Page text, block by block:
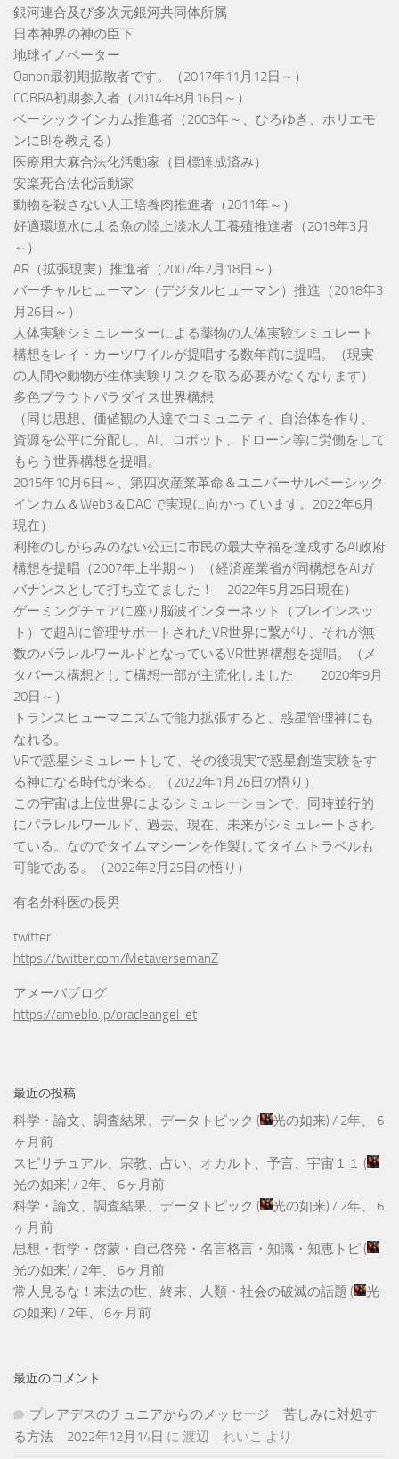
銀河連合及び多次元銀河共同体所属
日本神界の神の臣下
地球イノベーター
Qanon最初期拡散者です。（2017年11月12日～）
COBRA初期参入者（2014年8月16日～）
ベーシックインカム推進者（2003年～、ひろゆき、ホリエモ
ンにBIを教える）
医療用大麻合法化活動家（目標達成済み）
安楽死合法化活動家
動物を殺さない人工培養肉推進者（2011年～）
好適環境水による魚の陸上淡水人工養殖推進者（2018年3月
～）
AR（拡張現実）推進者（2007年2月18日～）
バーチャルヒューマン（デジタルヒューマン）推進（2018年3
月26日～）
人体実験シミュレーターによる薬物の人体実験シミュレート
構想をレイ・カーツワイルが提唱する数年前に提唱。（現実
の人間や動物が生体実験リスクを取る必要がなくなります）
多色プラウトパラダイス世界構想
（同じ思想、価値観の人達でコミュニティ、自治体を作り、
資源を公平に分配し、AI、ロボット、ドローン等に労働をして
もらう世界構想を提唱。
2015年10月6日～、第四次産業革命＆ユニバーサルベーシック
インカム＆Web3＆DAOで実現に向かっています。2022年6月
現在）
利権のしがらみのない公正に市民の最大幸福を達成するAI政府
構想を提唱（2007年上半期～）（経済産業省が同構想をAIガ
バナンスとして打ち立てました！ 2022年5月25日現在）
ゲーミングチェアに座り脳波インターネット（ブレインネッ
ト）で超AIに管理サポートされたVR世界に繋がり、それが無
数のパラレルワールドとなっているVR世界構想を提唱。（メ
タバース構想として構想一部が主流化しました 2020年9月
20日～）
トランスヒューマニズムで能力拡張すると、惑星管理神にも
なれる。
VRで惑星シミュレートして、その後現実で惑星創造実験をす
る神になる時代が来る。（2022年1月26日の悟り）
この宇宙は上位世界によるシミュレーションで、同時並行的
にパラレルワールド、過去、現在、未来がシミュレートされ
ている。なのでタイムマシーンを作製してタイムトラベルも
可能である。（2022年2月25日の悟り）
有名外科医の長男
twitter
https://twitter.com/MetaversemanZ
アメーバブログ
https://ameblo.jp/oracleangel-et
最近の投稿
科学・論文、調査結果、データトピック ( 光の如来) / 2年、 6
ヶ月前
スピリチュアル、宗教、占い、オカルト、予言、宇宙１１ (
光の如来) / 2年、 6ヶ月前
科学・論文、調査結果、データトピック ( 光の如来) / 2年、 6
ヶ月前
思想・哲学・啓蒙・自己啓発・名言格言・知識・知恵トピ (
光の如来) / 2年、 6ヶ月前
常人見るな！末法の世、終末、人類・社会の破滅の話題 (
光
の如来) / 2年、 6ヶ月前
最近のコメント
プレアデスのチュニアからのメッセージ 苦しみに対処す
る方法 2022年12月14日 に 渡辺 れいこ より